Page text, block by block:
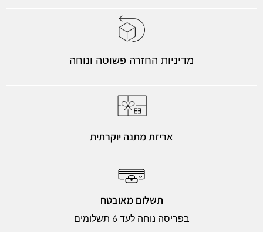
מדיניות החזרה פשוטה ונוחה
אריזת מתנה יוקרתית
תשלום מאובטח
בפריסה נוחה לעד 6 תשלומים